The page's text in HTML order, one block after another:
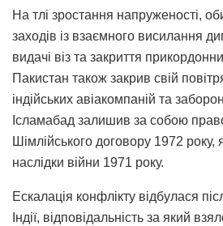
На тлі зростання напруженості,
заходів із взаємного висилання
видачі віз та закриття
Пакистан також закрив свій
індійських авіакомпаній та
Ісламабад залишив за собою
Шімлійського договору 1972 року,
наслідки війни 1971 року.
Ескалація конфлікту відбулася
Індії, відповідальність за який